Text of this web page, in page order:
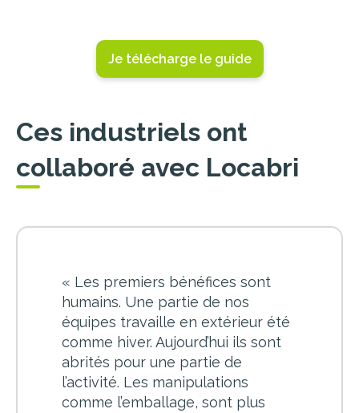
Je télécharge le guide
Ces industriels ont
collaboré avec Locabri
« Les premiers bénéfices sont
humains. Une partie de nos
équipes travaille en extérieur été
comme hiver. Aujourd’hui ils sont
abrités pour une partie de
l’activité. Les manipulations
comme l’emballage, sont plus